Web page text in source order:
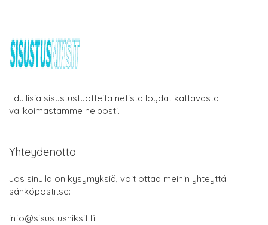
Edullisia sisustustuotteita netistä löydät kattavasta
valikoimastamme helposti.
Yhteydenotto
Jos sinulla on kysymyksiä, voit ottaa meihin yhteyttä
sähköpostitse:
info@sisustusniksit.fi